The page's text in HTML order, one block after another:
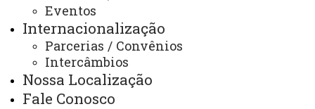
Eventos
Internacionalização
Parcerias / Convênios
Intercâmbios
Nossa Localização
Fale Conosco
REITORIA
Secretaria Geral
Gabinete Reitoria
Secretaria dos Conselhos Superiores